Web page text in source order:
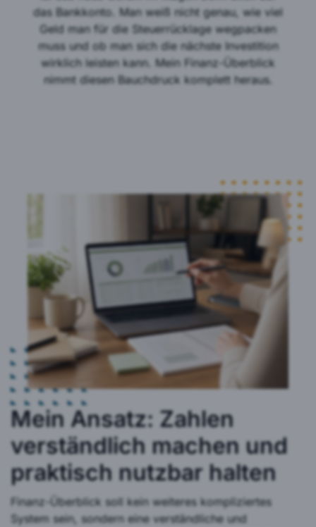
das Bankkonto. Man weiß nicht genau, wie viel
Geld man für die Steuerrücklage wegpacken
muss und ob man sich die nächste Investition
wirklich leisten kann. Mein Finanz-Überblick
nimmt diesen Bauchdruck komplett heraus.
Mein Ansatz: Zahlen
verständlich machen und
praktisch nutzbar halten
Finanz-Überblick soll kein weiteres kompliziertes
System sein, sondern eine verständliche und